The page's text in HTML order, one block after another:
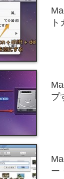
プ
ー